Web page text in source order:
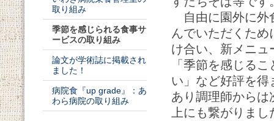
取り組み
季節を感じられる食事サ
ービスの取り組み
論文が学術誌に掲載され
ました！
病院食『up grade』：あ
わら病院の取り組み
自由に園外に外
んでいただくた
け合い、新メニ
「季節を感じる
い」など好評を
あり調理師から
上にも繋がりまし